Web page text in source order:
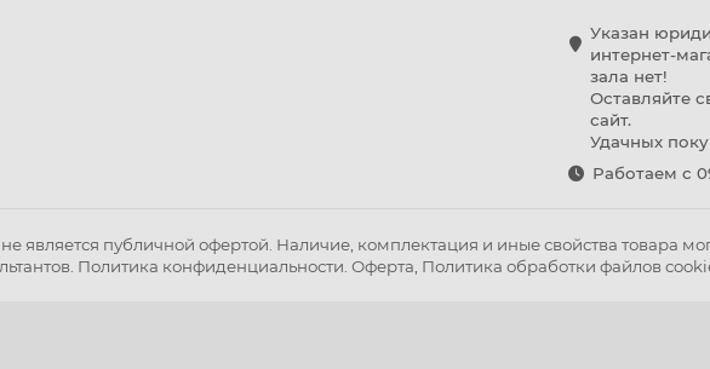
Указан
интернет-
зала нет!
Оставляйте
сайт.
Удачных
Работаем с
является публичной офертой. Наличие, комплектация и иные свойства товара
Политика конфиденциальности Оферта Политика обработки файлов